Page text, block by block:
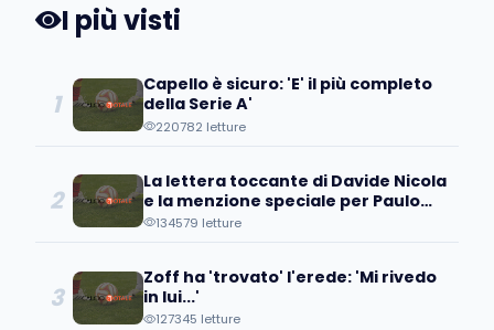
I più visti
1
Capello è sicuro: 'E' il più completo
della Serie A'
220782 letture
2
La lettera toccante di Davide Nicola
e la menzione speciale per Paulo
Coelho
134579 letture
3
Zoff ha 'trovato' l'erede: 'Mi rivedo
in lui...'
127345 letture